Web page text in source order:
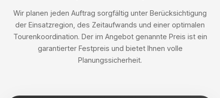
Wir planen jeden Auftrag sorgfältig unter Berücksichtigung
der Einsatzregion, des Zeitaufwands und einer optimalen
Tourenkoordination. Der im Angebot genannte Preis ist ein
garantierter Festpreis und bietet Ihnen volle
Planungssicherheit.